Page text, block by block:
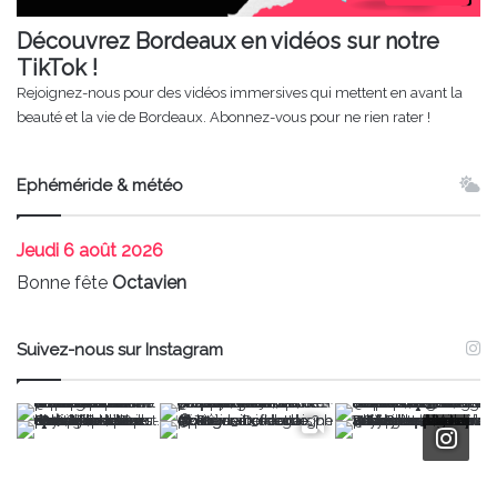
Découvrez Bordeaux en vidéos sur notre
TikTok !
Rejoignez-nous pour des vidéos immersives qui mettent en avant la
beauté et la vie de Bordeaux. Abonnez-vous pour ne rien rater !
Ephéméride & météo
Jeudi 6 août 2026
Bonne fête Octavien
Suivez-nous sur Instagram